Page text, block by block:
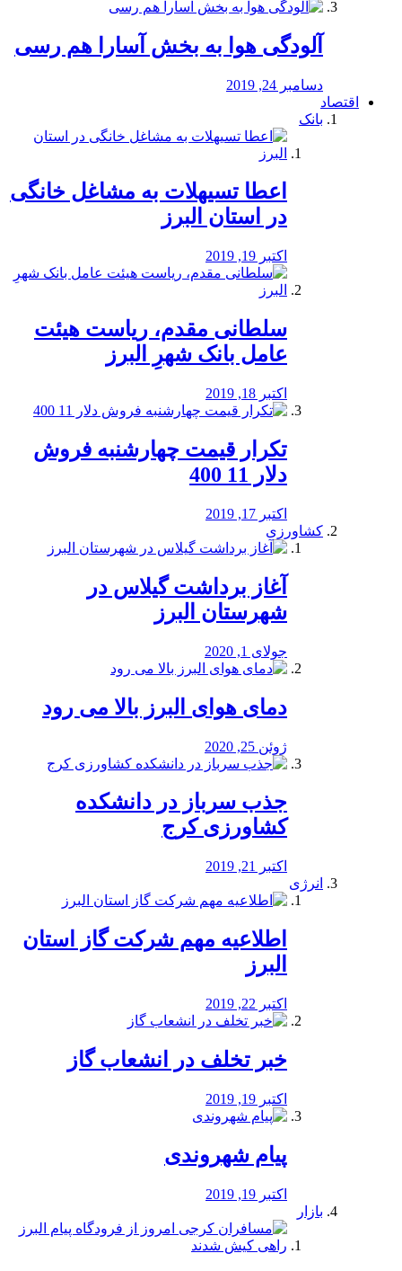
آلودگی هوا به بخش آسارا هم رسی
دسامبر 24, 2019
اقتصاد
بانک
️اعطا تسیهلات به مشاغل خانگی
در استان البرز
اکتبر 19, 2019
سلطانی مقدم، ریاست هیئت
عامل بانک شهرِ البرز
اکتبر 18, 2019
تکرار قیمت چهارشنبه فروش
دلار 11 400
اکتبر 17, 2019
کشاورزی
آغاز برداشت گیلاس در
شهرستان البرز
جولای 1, 2020
دمای هوای البرز بالا می رود
ژوئن 25, 2020
جذب سرباز در دانشکده
کشاورزی کرج
اکتبر 21, 2019
انرژی
️اطلاعیه مهم شرکت گاز استان
البرز
اکتبر 22, 2019
خبر تخلف در انشعاب گاز
اکتبر 19, 2019
پیام شهروندی
اکتبر 19, 2019
بازار